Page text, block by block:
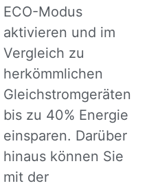
ECO-Modus
aktivieren und im
Vergleich zu
herkömmlichen
Gleichstromgeräten
bis zu 40% Energie
einsparen. Darüber
hinaus können Sie
mit der